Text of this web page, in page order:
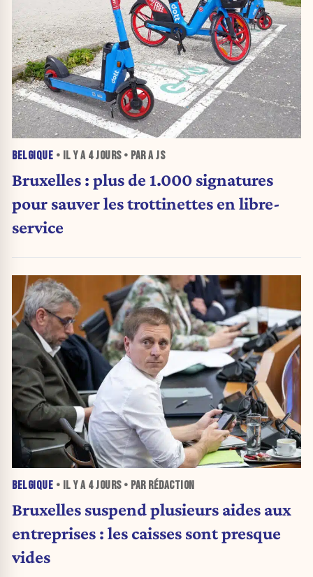
BELGIQUE • IL Y A 4 JOURS• PAR A JS
Bruxelles : plus de 1.000 signatures
pour sauver les trottinettes en libre-
service
BELGIQUE • IL Y A 4 JOURS• PAR RÉDACTION
Bruxelles suspend plusieurs aides aux
entreprises : les caisses sont presque
vides